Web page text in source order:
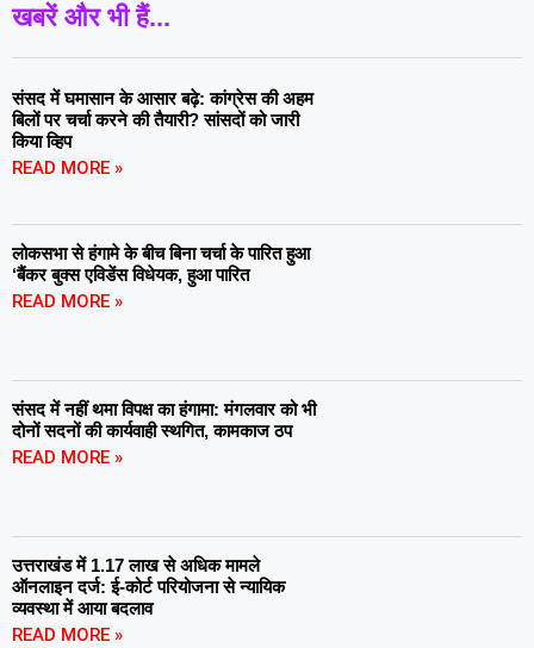
खबरें और भी हैं...
संसद में घमासान के आसार बढ़े: कांग्रेस की अहम
बिलों पर चर्चा करने की तैयारी? सांसदों को जारी
किया व्हिप
READ MORE »
लोकसभा से हंगामे के बीच बिना चर्चा के पारित हुआ
‘बैंकर बुक्स एविडेंस विधेयक, हुआ पारित
READ MORE »
संसद में नहीं थमा विपक्ष का हंगामा: मंगलवार को भी
दोनों सदनों की कार्यवाही स्थगित, कामकाज ठप
READ MORE »
उत्तराखंड में 1.17 लाख से अधिक मामले
ऑनलाइन दर्ज: ई-कोर्ट परियोजना से न्यायिक
व्यवस्था में आया बदलाव
READ MORE »